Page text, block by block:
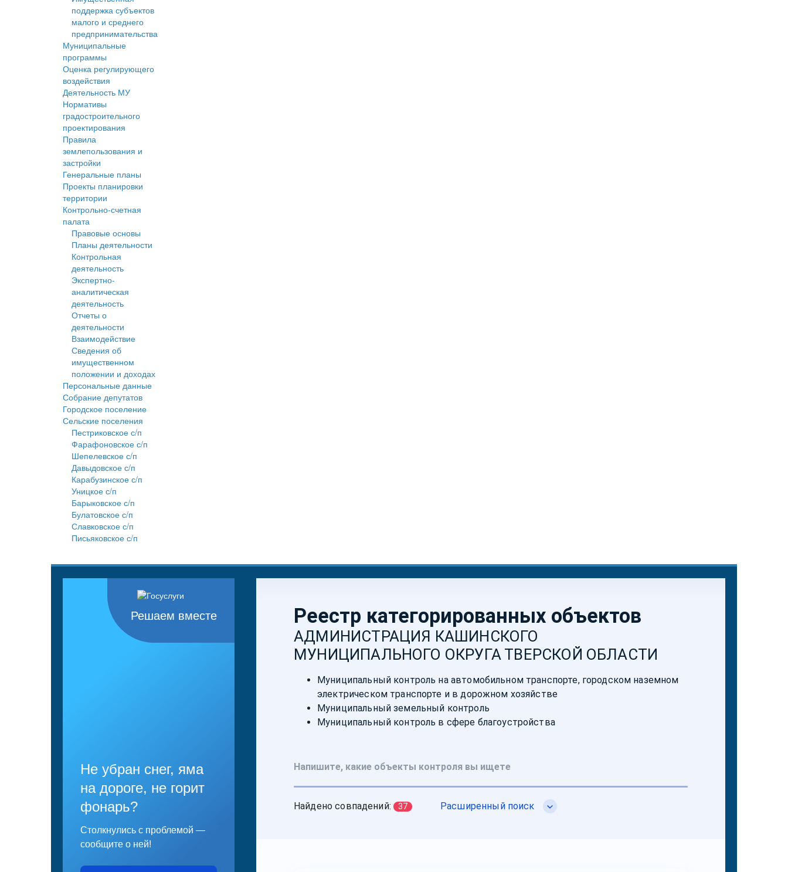
поддержка субъектов
малого и среднего
предпринимательства
Муниципальные
программы
Оценка регулирующего
воздействия
Деятельность МУ
Нормативы
градостроительного
проектирования
Правила
землепользования и
застройки
Генеральные планы
Проекты планировки
территории
Контрольно-счетная
палата
Правовые основы
Планы деятельности
Контрольная
деятельность
Экспертно-
аналитическая
деятельность
Отчеты о
деятельности
Взаимодействие
Сведения об
имущественном
положении и доходах
Персональные данные
Собрание депутатов
Городское поселение
Сельские поселения
Пестриковское с/п
Фарафоновское с/п
Шепелевское с/п
Давыдовское с/п
Карабузинское с/п
Уницкое с/п
Барыковское с/п
Булатовское с/п
Славковское с/п
Письяковское с/п
Решаем вместе
Не убран снег, яма
на дороге, не горит
фонарь?
Столкнулись с проблемой —
сообщите о ней!